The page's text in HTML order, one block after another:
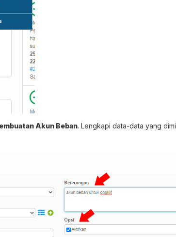
Akun Beban. Lengkapi data-data yang